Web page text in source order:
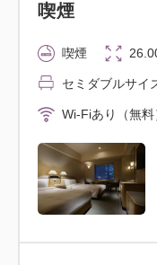
喫煙
喫煙
セミダブルサイ
Wi-Fiあり（無料